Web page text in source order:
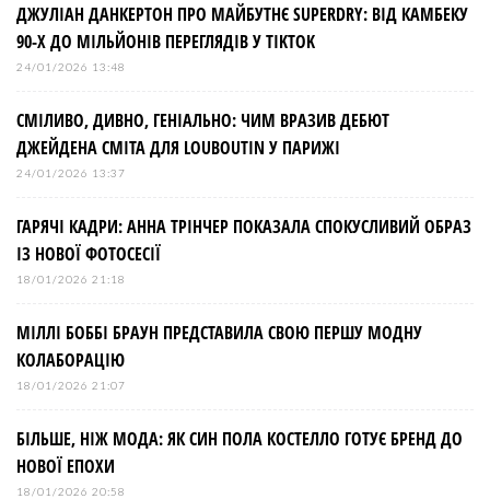
ДЖУЛІАН ДАНКЕРТОН ПРО МАЙБУТНЄ SUPERDRY: ВІД КАМБЕКУ
90-Х ДО МІЛЬЙОНІВ ПЕРЕГЛЯДІВ У TIKTOK
24/01/2026 13:48
СМІЛИВО, ДИВНО, ГЕНІАЛЬНО: ЧИМ ВРАЗИВ ДЕБЮТ
ДЖЕЙДЕНА СМІТА ДЛЯ LOUBOUTIN У ПАРИЖІ
24/01/2026 13:37
ГАРЯЧІ КАДРИ: АННА ТРІНЧЕР ПОКАЗАЛА СПОКУСЛИВИЙ ОБРАЗ
ІЗ НОВОЇ ФОТОСЕСІЇ
18/01/2026 21:18
МІЛЛІ БОББІ БРАУН ПРЕДСТАВИЛА СВОЮ ПЕРШУ МОДНУ
КОЛАБОРАЦІЮ
18/01/2026 21:07
БІЛЬШЕ, НІЖ МОДА: ЯК СИН ПОЛА КОСТЕЛЛО ГОТУЄ БРЕНД ДО
НОВОЇ ЕПОХИ
18/01/2026 20:58